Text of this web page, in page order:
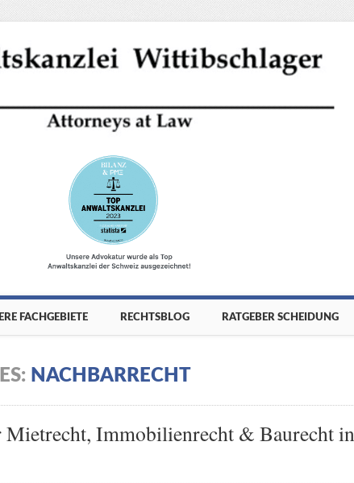
FACHGEBIETE RECHTSBLOG RATGEBER SCHEIDUNG
NACHBARRECHT
Immobilienrecht & Baurecht in